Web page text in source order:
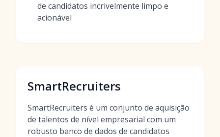
de candidatos incrivelmente limpo e
acionável
SmartRecruiters
SmartRecruiters é um conjunto de aquisição
de talentos de nível empresarial com um
robusto banco de dados de candidatos